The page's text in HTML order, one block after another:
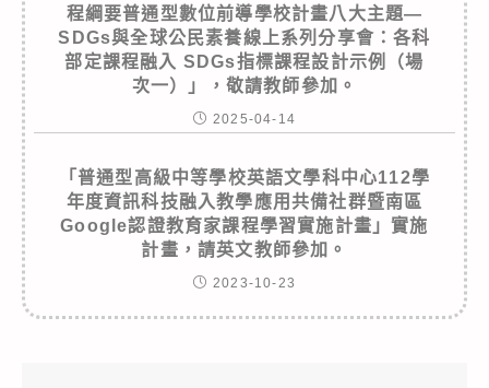
程綱要普通型數位前導學校計畫八大主題—
SDGs與全球公民素養線上系列分享會：各科
部定課程融入 SDGs指標課程設計示例（場
次一）」，敬請教師參加。
2025-04-14
「普通型高級中等學校英語文學科中心112學
年度資訊科技融入教學應用共備社群暨南區
Google認證教育家課程學習實施計畫」實施
計畫，請英文教師參加。
2023-10-23